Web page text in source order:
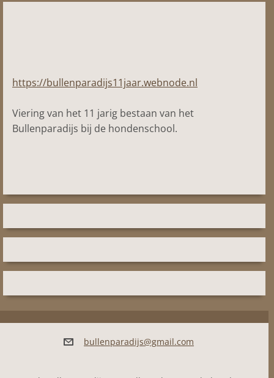
https://bullenparadijs11jaar.webnode.nl
Viering van het 11 jarig bestaan van het
Bullenparadijs bij de hondenschool.
bullenparadijs@gmail.com